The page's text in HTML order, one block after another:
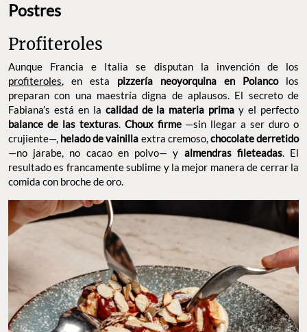
Postres
Profiteroles
Aunque Francia e Italia se disputan la invención de los
profiteroles, en esta pizzería neoyorquina en Polancolos
preparan con una maestría digna de aplausos. El secreto de
Fabiana’s está en la calidad de la materia prima y el perfecto
balance de las texturas. Choux firme—sin llegar a ser duro o
crujiente—, helado de vainilla extra cremoso,chocolate derretido
—no jarabe, no cacao en polvo— y almendras fileteadas. El
resultado es francamente sublime y la mejor manera de cerrar la
comida con broche de oro.